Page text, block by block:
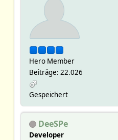
Hero Member
Beiträge: 22.026
Gespeichert
DeeSPe
Developer